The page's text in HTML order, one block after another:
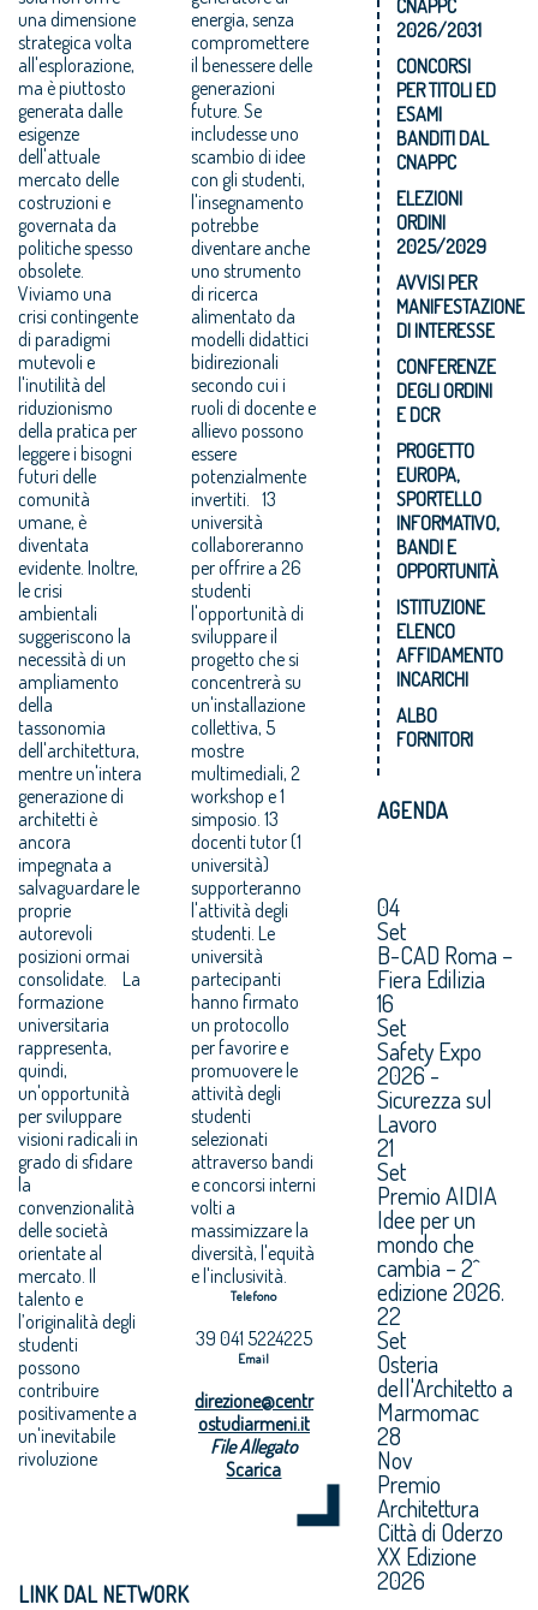
una dimensione
strategica volta
all'esplorazione,
ma è piuttosto
generata dalle
esigenze
dell'attuale
mercato delle
costruzioni e
governata da
politiche spesso
obsolete.
Viviamo una
crisi contingente
di paradigmi
mutevoli e
l'inutilità del
riduzionismo
della pratica per
leggere i bisogni
futuri delle
comunità
umane, è
diventata
evidente. Inoltre,
le crisi
ambientali
suggeriscono la
necessità di un
ampliamento
della
tassonomia
dell'architettura,
mentre un'intera
generazione di
architetti è
ancora
impegnata a
salvaguardare le
proprie
autorevoli
posizioni ormai
consolidate. La
formazione
universitaria
rappresenta,
quindi,
un'opportunità
per sviluppare
visioni radicali in
grado di sfidare
la
convenzionalità
delle società
orientate al
mercato. Il
talento e
l’originalità degli
studenti
possono
contribuire
positivamente a
un'inevitabile
rivoluzione
energia, senza
compromettere
il benessere delle
generazioni
future. Se
includesse uno
scambio di idee
con gli studenti,
l'insegnamento
potrebbe
diventare anche
uno strumento
di ricerca
alimentato da
modelli didattici
bidirezionali
secondo cui i
ruoli di docente e
allievo possono
essere
potenzialmente
invertiti. 13
università
collaboreranno
per offrire a 26
studenti
l'opportunità di
sviluppare il
progetto che si
concentrerà su
un'installazione
collettiva, 5
mostre
multimediali, 2
workshop e 1
simposio. 13
docenti tutor (1
università)
supporteranno
l'attività degli
studenti. Le
università
partecipanti
hanno firmato
un protocollo
per favorire e
promuovere le
attività degli
studenti
selezionati
attraverso bandi
e concorsi interni
volti a
massimizzare la
diversità, l'equità
e l'inclusività.
Telefono
39 041 5224225
Email
direzione@centr
ostudiarmeni.it
File Allegato
Scarica
LINK DAL NETWORK
CNAPPC
2026/2031
CONCORSI
PER TITOLI ED
ESAMI
BANDITI DAL
CNAPPC
ELEZIONI
ORDINI
2025/2029
AVVISI PER
MANIFESTAZIONE
DI INTERESSE
CONFERENZE
DEGLI ORDINI
E DCR
PROGETTO
EUROPA,
SPORTELLO
INFORMATIVO,
BANDI E
OPPORTUNITÀ
ISTITUZIONE
ELENCO
AFFIDAMENTO
INCARICHI
ALBO
FORNITORI
AGENDA
04
Set
B-CAD Roma –
Fiera Edilizia
16
Set
Safety Expo
2026 -
Sicurezza sul
Lavoro
21
Set
Premio AIDIA
Idee per un
mondo che
cambia – 2^
edizione 2026.
22
Set
Osteria
dell'Architetto a
Marmomac
28
Nov
Premio
Architettura
Città di Oderzo
XX Edizione
2026